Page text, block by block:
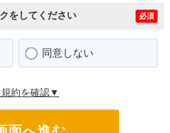
をしてください 必須
同意しない
約を確認▼